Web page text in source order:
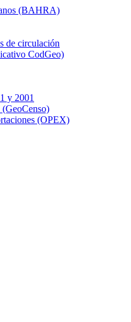
(BAHRA)
de circulación
CodGeo)
y 2001
(GeoCenso)
(OPEX)